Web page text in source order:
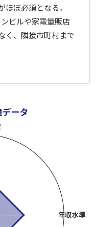
ぼ必須となる。
ビルや家電量販店
く、隣接市町村まで